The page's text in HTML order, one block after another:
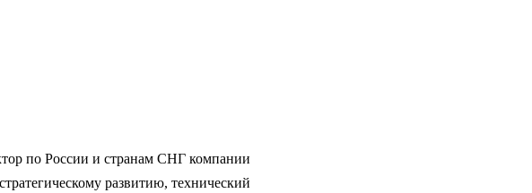
по России и странам СНГ компании
развитию, технический